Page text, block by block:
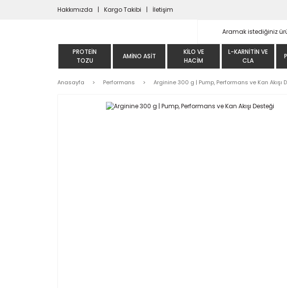
Hakkımızda Kargo Takibi İletişim
PROTEIN
TOZU
AMINO ASIT
KILO VE
HACIM
L-KARNITIN VE
CLA
Anasayfa Performans Arginine 300 g | Pump, Performans ve Kan Akışı